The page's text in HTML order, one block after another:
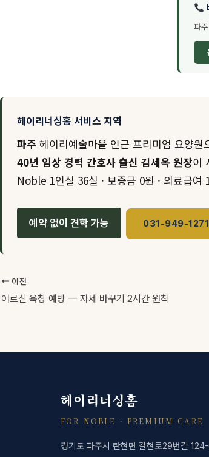
파
헤이리너싱홈 서비스 지역
파주 헤이리예술마을 인근 프리미엄 요양원
40년 임상 경력 간호사 출신 김세옥 원장이
Noble 1인실 36실 · 보증금 0원 · 의료급여
예약 없이 견학 가능 031-949-1271
이전
어르신 욕창 예방 — 자세 바꾸기 2시간 원칙
헤이리너싱홈
FOR NOBLE · PREMIUM CARE
경기도 파주시 탄현면 갈현로29번길